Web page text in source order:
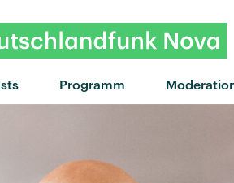
Programm
"Self sabotage" von 49th